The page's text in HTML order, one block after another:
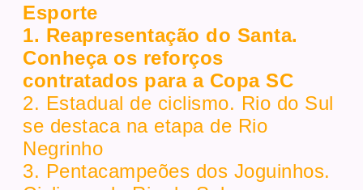
Esporte
1. Reapresentação do Santa.
Conheça os reforços
contratados para a Copa SC
2. Estadual de ciclismo. Rio do Sul
se destaca na etapa de Rio
Negrinho
3. Pentacampeões dos Joguinhos.